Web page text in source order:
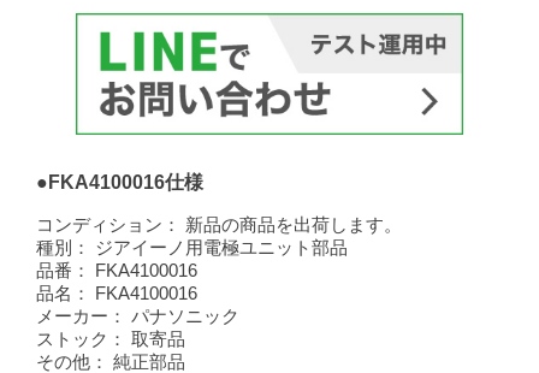
●FKA4100016仕様
コンディション：
新品の商品を出荷します。
種別：
ジアイーノ用電極ユニット部品
品番：
FKA4100016
品名：
FKA4100016
メーカー：
パナソニック
ストック：
取寄品
その他：
純正部品